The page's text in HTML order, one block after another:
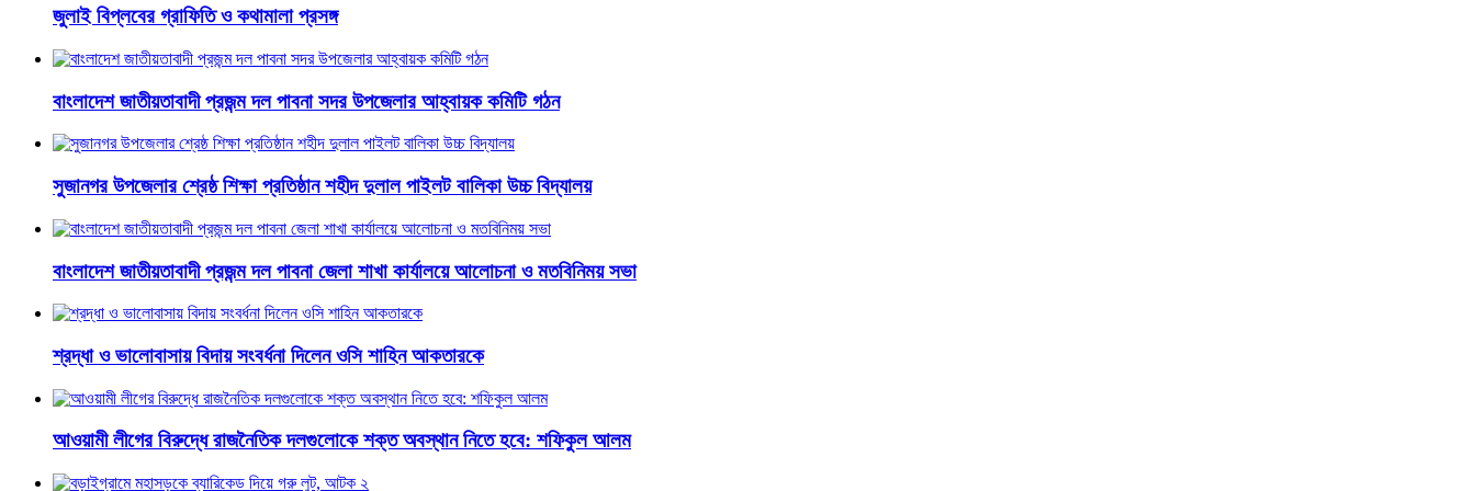
জুলাই বিপ্লবের গ্রাফিতি ও কথামালা প্রসঙ্গ
বাংলাদেশ জাতীয়তাবাদী প্রজন্ম দল পাবনা সদর উপজেলার আহ্বায়ক কমিটি গঠন
সুজানগর উপজেলার শ্রেষ্ঠ শিক্ষা প্রতিষ্ঠান শহীদ দুলাল পাইলট বালিকা উচ্চ বিদ্যালয়
বাংলাদেশ জাতীয়তাবাদী প্রজন্ম দল পাবনা জেলা শাখা কার্যালয়ে আলোচনা ও মতবিনিময় সভা
শ্রদ্ধা ও ভালোবাসায় বিদায় সংবর্ধনা দিলেন ওসি শাহিন আকতারকে
আওয়ামী লীগের বিরুদ্ধে রাজনৈতিক দলগুলোকে শক্ত অবস্থান নিতে হবে: শফিকুল আলম